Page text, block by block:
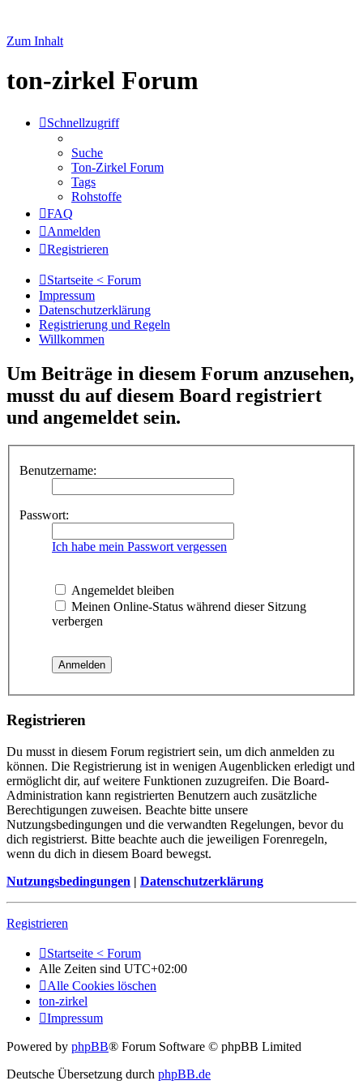
Zum Inhalt
ton-zirkel Forum
Schnellzugriff
Suche
Ton-Zirkel Forum
Tags
Rohstoffe
FAQ
Anmelden
Registrieren
Startseite < Forum
Impressum
Datenschutzerklärung
Registrierung und Regeln
Willkommen
Um Beiträge in diesem Forum anzusehen,
musst du auf diesem Board registriert
und angemeldet sein.
Benutzername:
Passwort:
Ich habe mein Passwort vergessen
Angemeldet bleiben
Meinen Online-Status während dieser Sitzung
verbergen
Registrieren
Du musst in diesem Forum registriert sein, um dich anmelden zu
können. Die Registrierung ist in wenigen Augenblicken erledigt und
ermöglicht dir, auf weitere Funktionen zuzugreifen. Die Board-
Administration kann registrierten Benutzern auch zusätzliche
Berechtigungen zuweisen. Beachte bitte unsere
Nutzungsbedingungen und die verwandten Regelungen, bevor du
dich registrierst. Bitte beachte auch die jeweiligen Forenregeln,
wenn du dich in diesem Board bewegst.
Nutzungsbedingungen | Datenschutzerklärung
Registrieren
Startseite < Forum
Alle Zeiten sind UTC+02:00
Alle Cookies löschen
ton-zirkel
Impressum
Powered by phpBB® Forum Software © phpBB Limited
Deutsche Übersetzung durch phpBB.de